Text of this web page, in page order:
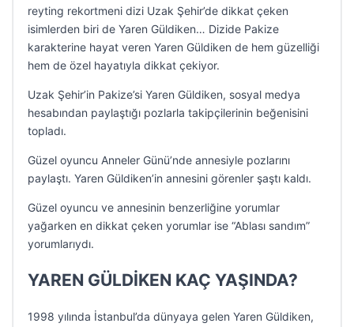
reyting rekortmeni dizi Uzak Şehir’de dikkat çeken
isimlerden biri de Yaren Güldiken… Dizide Pakize
karakterine hayat veren Yaren Güldiken de hem güzelliği
hem de özel hayatıyla dikkat çekiyor.
Uzak Şehir’in Pakize’si Yaren Güldiken, sosyal medya
hesabından paylaştığı pozlarla takipçilerinin beğenisini
topladı.
Güzel oyuncu Anneler Günü’nde annesiyle pozlarını
paylaştı. Yaren Güldiken’in annesini görenler şaştı kaldı.
Güzel oyuncu ve annesinin benzerliğine yorumlar
yağarken en dikkat çeken yorumlar ise “Ablası sandım”
yorumlarıydı.
YAREN GÜLDİKEN KAÇ YAŞINDA?
1998 yılında İstanbul’da dünyaya gelen Yaren Güldiken,